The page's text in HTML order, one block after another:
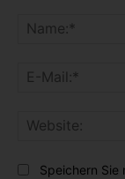
Speichern Sie